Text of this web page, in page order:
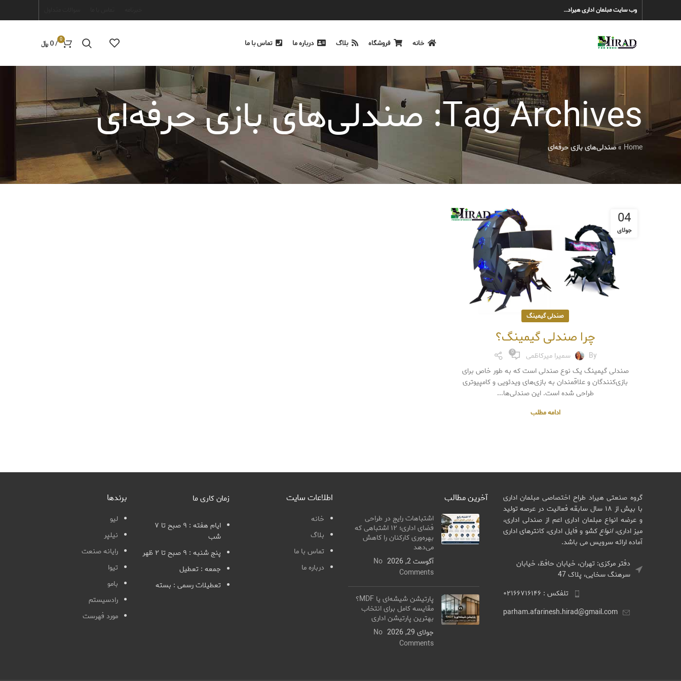
وب سایت مبلمان اداری هیراد…
خانه فروشگاه بلاگ درباره ما تماس با ما 0
/
0 ﷼
Tag Archives: صندلی‌های بازی حرفه‌ای
Home
»صندلی‌های بازی حرفه‌ای
04
جولای
صندلی گیمینگ
چرا صندلی گیمینگ؟
By سمیرا میرکاظمی 0
صندلی گیمینگ یک نوع صندلی است که به طور خاص برای
بازی‌کنندگان و علاقمندان به بازی‌های ویدئویی و کامپیوتری
طراحی شده است. این صندلی‌ها...
ادامه مطلب
گروه صنعتی هیراد طراح اختصاصی مبلمان اداری
با بیش از ۱۸ سال سابقه فعالیت در عرصه تولید
و عرضه انواع مبلمان اداری اعم از صندلی اداری،
میز اداری،انواعکشو و فایل اداری، کانترهای اداری
آماده ارائه سرویس می باشد.
دفتر مرکزی: تهران، خیابان حافظ، خیابان
سرهنگ سخایی، پلاک 47
تلفکس : ۰۲۱۶۶۷۱۶۱۴۶
parham.afarinesh.hirad@gmail.com
آخرین مطالب
اشتباهات رایج در طراحی
فضای اداری؛ ۱۲ اشتباهی که
بهره‌وری کارکنان را کاهش
می‌دهد
آگوست 2, 2026
No
Comments
پارتیشن شیشه‌ای یا MDF؟
مقایسه کامل برای انتخاب
بهترین پارتیشن اداری
جولای 29, 2026
No
Comments
اطلاعات سایت
خانه
بلاگ
تماس با ما
درباره ما
زمان کاری ما
ایام هفته : ۹ صبح تا ۷
شب
پنج شنبه : ۹ صبح تا ۲ ظهر
جمعه : تعطیل
تعطیلات رسمی : بسته
برندها
لیو
نیلپر
رایانه صنعت
تیوا
بامو
رادسیستم
مورد فهرست